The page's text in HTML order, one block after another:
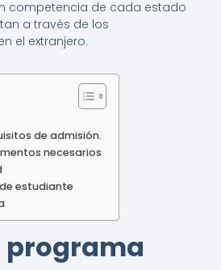
competencia de cada estado
a través de los
el extranjero.
de admisión.
necesarios
estudiante
programa